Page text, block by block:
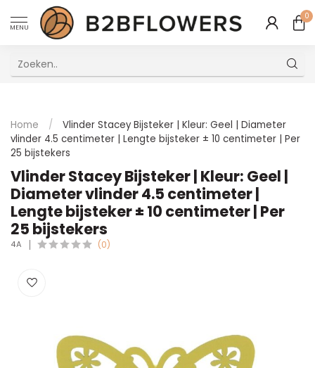
MENU
0
Home /
Vlinder Stacey Bijsteker | Kleur: Geel | Diameter
vlinder 4.5 centimeter | Lengte bijsteker ± 10 centimeter | Per
25 bijstekers
Vlinder Stacey Bijsteker | Kleur: Geel |
Diameter vlinder 4.5 centimeter |
Lengte bijsteker ± 10 centimeter | Per
25 bijstekers
4A (0)